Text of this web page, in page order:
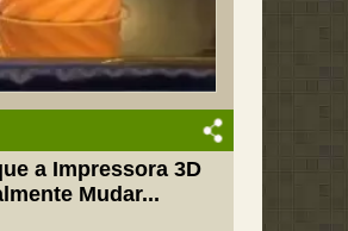
a Impressora 3D
Mudar...